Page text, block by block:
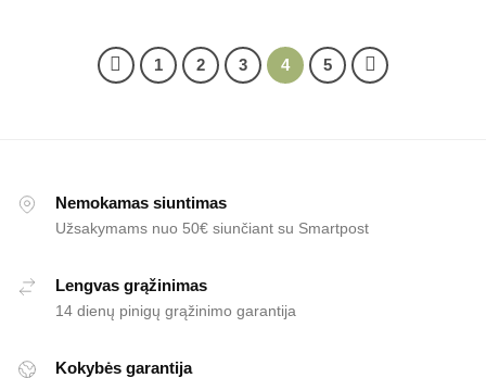
1 2 3 4 5
Nemokamas siuntimas
Užsakymams nuo 50€ siunčiant su Smartpost
Lengvas grąžinimas
14 dienų pinigų grąžinimo garantija
Kokybės garantija